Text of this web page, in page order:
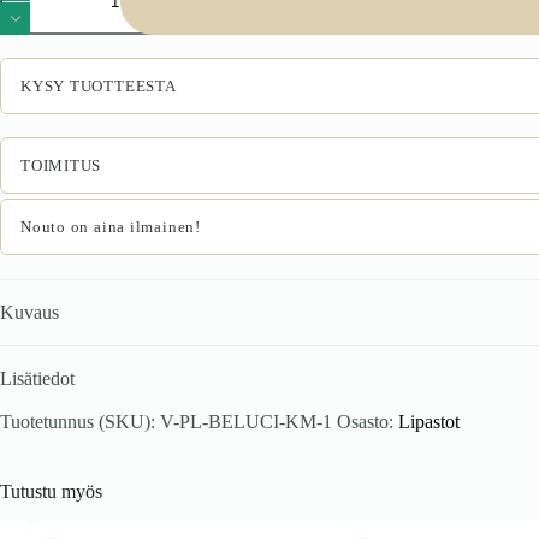
cashmere
määrä
KYSY TUOTTEESTA
TOIMITUS
Nouto on aina ilmainen!
Kuvaus
Lisätiedot
Tuotetunnus (SKU): V-PL-BELUCI-KM-1 Osasto: Lipastot
Tutustu myös